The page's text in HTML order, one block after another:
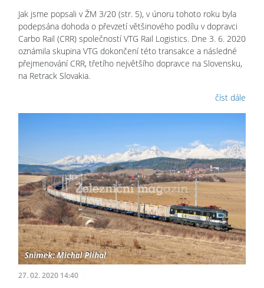
Jak jsme popsali v ŽM 3/20 (str. 5), v únoru tohoto roku byla
podepsána dohoda o převzetí většinového podílu v dopravci
Carbo Rail (CRR) společností VTG Rail Logistics. Dne 3. 6. 2020
oznámila skupina VTG dokončení této transakce a následné
přejmenování CRR, třetího největšího dopravce na Slovensku,
na Retrack Slovakia.
číst dále
27. 02. 2020 14:40